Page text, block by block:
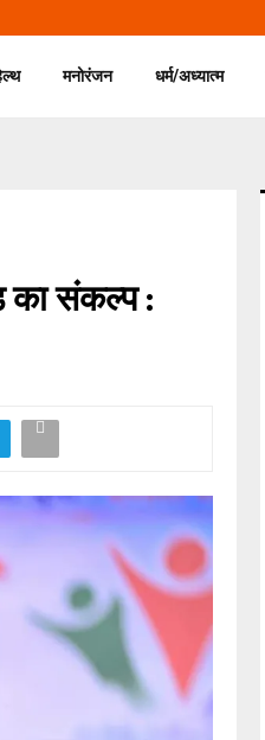
मनोरंजन धर्म/अध्यात्म
का संकल्प :